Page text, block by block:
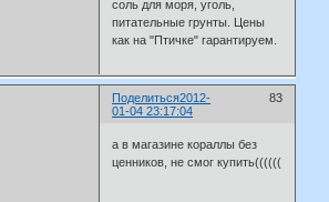
соль для моря, уголь,
питательные грунты. Цены
как на "Птичке" гарантируем.
Поделиться 83
2012-
01-04 23:17:04
а в магазине кораллы без
ценников, не смог купить((((((